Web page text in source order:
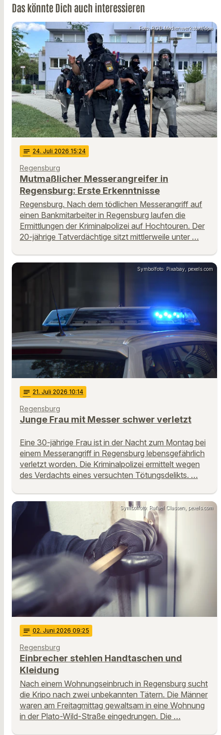
Das könnte Dich auch interessieren
Foto: RGB Medienwerkstatt/dpa
notes 24. Juli 2026 15:24
Regensburg
Mutmaßlicher Messerangreifer in
Regensburg: Erste Erkenntnisse
Regensburg. Nach dem tödlichen Messerangriff auf
einen Bankmitarbeiter in Regensburg laufen die
Ermittlungen der Kriminalpolizei auf Hochtouren. Der
20-jährige Tatverdächtige sitzt mittlerweile unter …
Symbolfoto: Pixabay, pexels.com
notes 21. Juli 2026 10:14
Regensburg
Junge Frau mit Messer schwer verletzt
Eine 30-jährige Frau ist in der Nacht zum Montag bei
einem Messerangriff in Regensburg lebensgefährlich
verletzt worden. Die Kriminalpolizei ermittelt wegen
des Verdachts eines versuchten Tötungsdelikts. …
Symbolfoto: Rafael Classen, pexels.com
notes 02. Juni 2026 09:25
Regensburg
Einbrecher stehlen Handtaschen und
Kleidung
Nach einem Wohnungseinbruch in Regensburg sucht
die Kripo nach zwei unbekannten Tätern. Die Männer
waren am Freitagmittag gewaltsam in eine Wohnung
in der Plato-Wild-Straße eingedrungen. Die …